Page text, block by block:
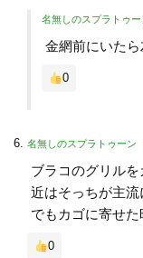
名無しのスプラトゥー
金網前にいた
0
名無しのスプラトゥーン
ブラコのグリル
近はそっちが主流
でもカゴに寄せ
0